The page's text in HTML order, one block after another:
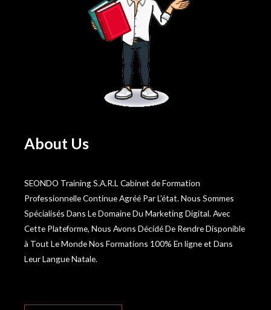
About Us
SEONDO Training S.A.R.L Cabinet de Formation
Professionnelle Continue Agréé Par L’état. Nous Sommes
Spécialisés Dans Le Domaine Du Marketing Digital. Avec
Cette Plateforme, Nous Avons Décidé De Rendre Disponible
à Tout Le Monde Nos Formations 100% En ligne et Dans
Leur Langue Natale.